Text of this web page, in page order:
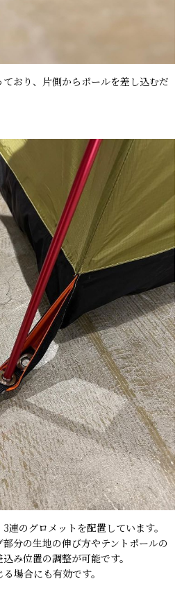
おり、片側からポールを差し込むだ
連のグロメットを配置しています。
分の生地の伸び方やテントポールの
み位置の調整が可能です。
場合にも有効です。